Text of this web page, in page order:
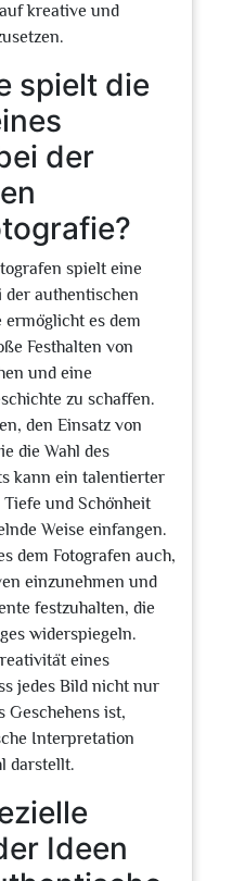
kreative und
spielt die
der
spielt eine
der authentischen
es dem
Festhalten von
und eine
zu schaffen.
den Einsatz von
die Wahl des
kann ein talentierter
und Schönheit
Weise einfangen.
dem Fotografen auch,
einzunehmen und
festzuhalten, die
widerspiegeln.
eines
jedes Bild nicht nur
Geschehens ist,
Interpretation
darstellt.
Ideen